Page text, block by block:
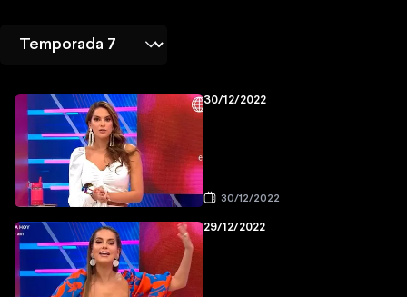
30/12/2022
30/12/2022
29/12/2022